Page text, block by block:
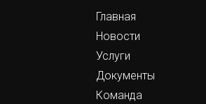
Главная
Новости
Услуги
Документы
Команда